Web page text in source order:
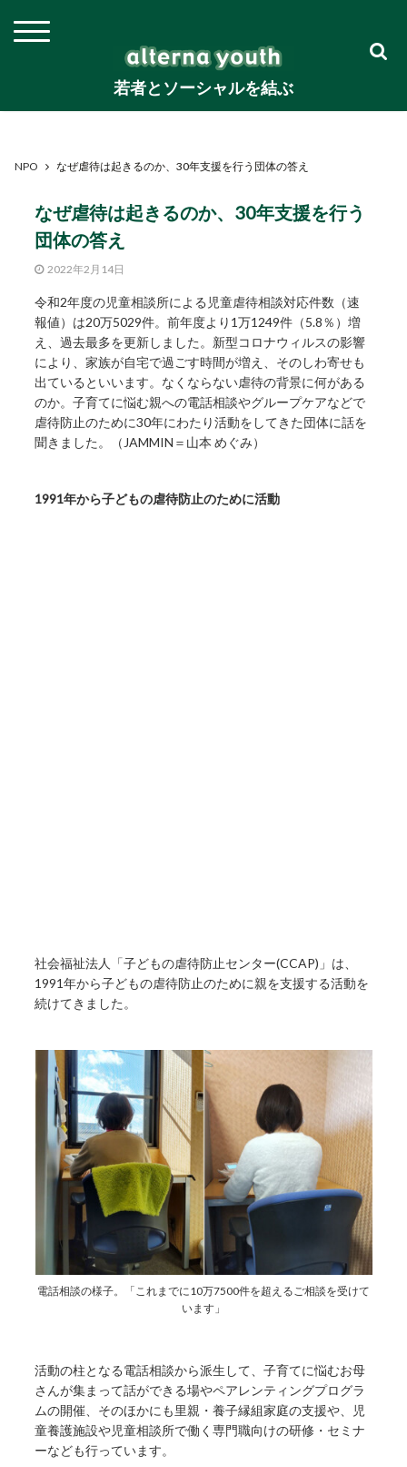
若者とソーシャルを結ぶ
NPO なぜ虐待は起きるのか、30年支援を行う団体の答え
なぜ虐待は起きるのか、30年支援を行う
団体の答え
2022年2月14日
令和2年度の児童相談所による児童虐待相談対応件数（速
報値）は20万5029件。前年度より1万1249件（5.8％）増
え、過去最多を更新しました。新型コロナウィルスの影響
により、家族が自宅で過ごす時間が増え、そのしわ寄せも
出ているといいます。なくならない虐待の背景に何がある
のか。子育てに悩む親への電話相談やグループケアなどで
虐待防止のために30年にわたり活動をしてきた団体に話を
聞きました。（JAMMIN＝山本 めぐみ）
1991年から子どもの虐待防止のために活動
社会福祉法人「子どもの虐待防止センター(CCAP)」は、
1991年から子どもの虐待防止のために親を支援する活動を
続けてきました。
電話相談の様子。「これまでに10万7500件を超えるご相談を受けて
います」
活動の柱となる電話相談から派生して、子育てに悩むお母
さんが集まって話ができる場やペアレンティングプログラ
ムの開催、そのほかにも里親・養子縁組家庭の支援や、児
童養護施設や児童相談所で働く専門職向けの研修・セミナ
ーなども行っています。